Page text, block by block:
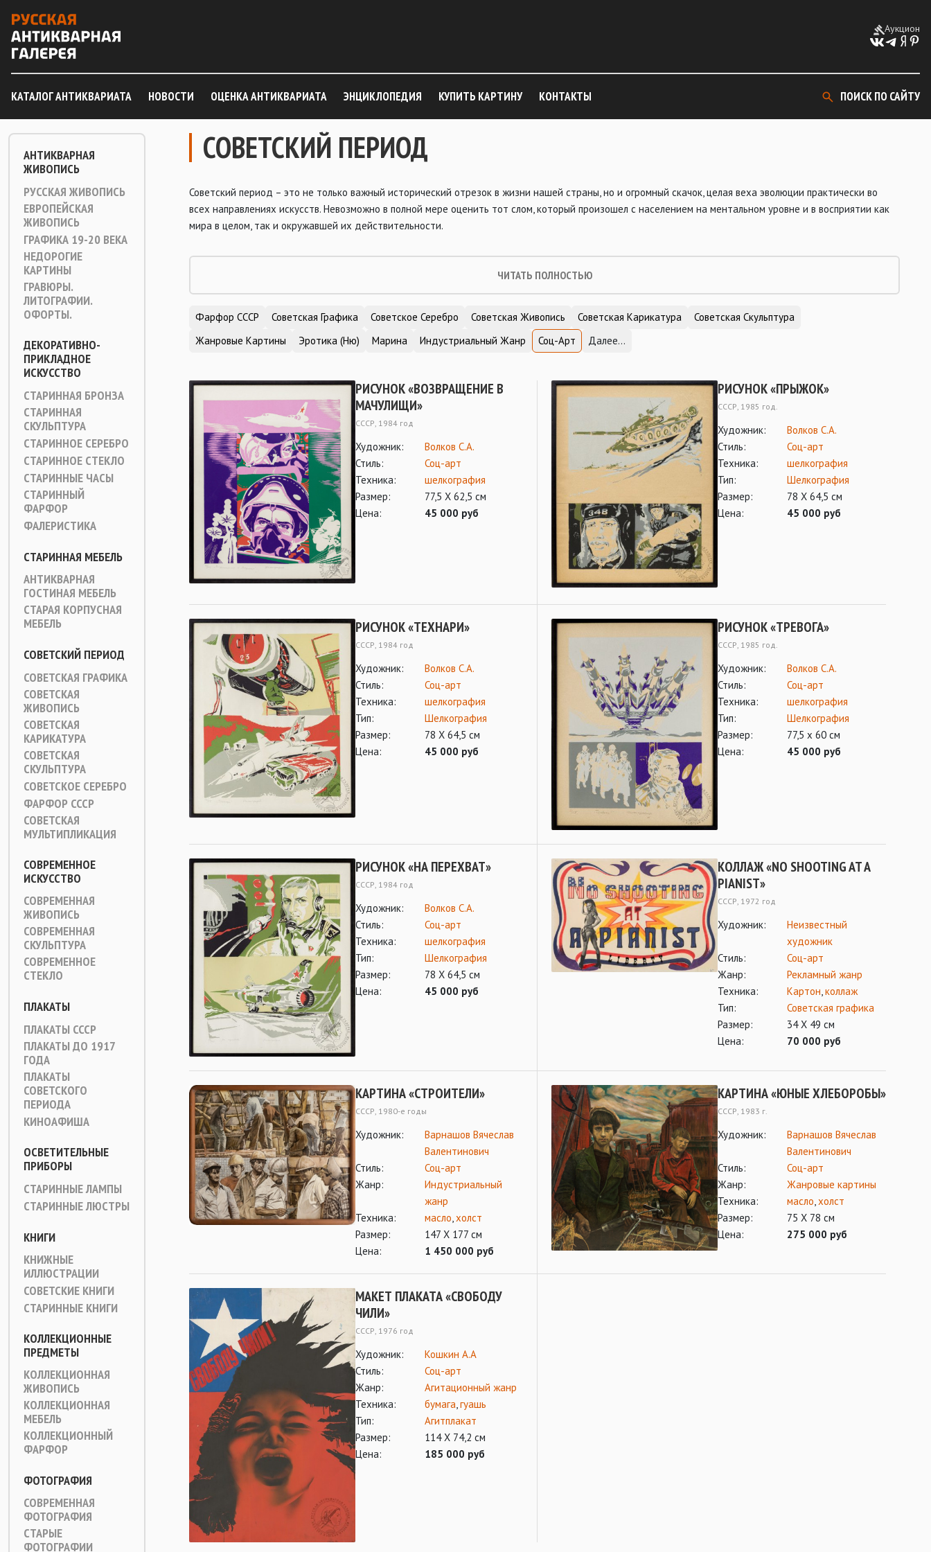
Аукцион
КАТАЛОГ АНТИКВАРИАТА НОВОСТИ ОЦЕНКА АНТИКВАРИАТА ЭНЦИКЛОПЕДИЯ КУПИТЬ КАРТИНУ КОНТАКТЫ ПОИСК ПО САЙТУ
АНТИКВАРНАЯ
ЖИВОПИСЬ
РУССКАЯ ЖИВОПИСЬ
ЕВРОПЕЙСКАЯ
ЖИВОПИСЬ
ГРАФИКА 19-20 ВЕКА
НЕДОРОГИЕ
КАРТИНЫ
ГРАВЮРЫ.
ЛИТОГРАФИИ.
ОФОРТЫ.
ДЕКОРАТИВНО-
ПРИКЛАДНОЕ
ИСКУССТВО
СТАРИННАЯ БРОНЗА
СТАРИННАЯ
СКУЛЬПТУРА
СТАРИННОЕ СЕРЕБРО
СТАРИННОЕ СТЕКЛО
СТАРИННЫЕ ЧАСЫ
СТАРИННЫЙ
ФАРФОР
ФАЛЕРИСТИКА
СТАРИННАЯ МЕБЕЛЬ
АНТИКВАРНАЯ
ГОСТИНАЯ МЕБЕЛЬ
СТАРАЯ КОРПУСНАЯ
МЕБЕЛЬ
СОВЕТСКИЙ ПЕРИОД
СОВЕТСКАЯ ГРАФИКА
СОВЕТСКАЯ
ЖИВОПИСЬ
СОВЕТСКАЯ
КАРИКАТУРА
СОВЕТСКАЯ
СКУЛЬПТУРА
СОВЕТСКОЕ СЕРЕБРО
ФАРФОР СССР
СОВЕТСКАЯ
МУЛЬТИПЛИКАЦИЯ
СОВРЕМЕННОЕ
ИСКУССТВО
СОВРЕМЕННАЯ
ЖИВОПИСЬ
СОВРЕМЕННАЯ
СКУЛЬПТУРА
СОВРЕМЕННОЕ
СТЕКЛО
ПЛАКАТЫ
ПЛАКАТЫ СССР
ПЛАКАТЫ ДО 1917
ГОДА
ПЛАКАТЫ
СОВЕТСКОГО
ПЕРИОДА
КИНОАФИША
ОСВЕТИТЕЛЬНЫЕ
ПРИБОРЫ
СТАРИННЫЕ ЛАМПЫ
СТАРИННЫЕ ЛЮСТРЫ
КНИГИ
КНИЖНЫЕ
ИЛЛЮСТРАЦИИ
СОВЕТСКИЕ КНИГИ
СТАРИННЫЕ КНИГИ
КОЛЛЕКЦИОННЫЕ
ПРЕДМЕТЫ
КОЛЛЕКЦИОННАЯ
ЖИВОПИСЬ
КОЛЛЕКЦИОННАЯ
МЕБЕЛЬ
КОЛЛЕКЦИОННЫЙ
ФАРФОР
ФОТОГРАФИЯ
СОВРЕМЕННАЯ
ФОТОГРАФИЯ
СТАРЫЕ
ФОТОГРАФИИ
СОВЕТСКИЙ ПЕРИОД
Советский период – это не только важный исторический отрезок в жизни нашей страны, но и огромный скачок, целая веха эволюции практически во
всех направлениях искусств. Невозможно в полной мере оценить тот слом, который произошел с населением на ментальном уровне и в восприятии как
мира в целом, так и окружавшей их действительности.
ЧИТАТЬ ПОЛНОСТЬЮ
Фарфор СССР Советская Графика Советское Серебро Советская Живопись Советская Карикатура
Советская Скульптура
Жанровые Картины
Эротика (Ню) Марина Индустриальный Жанр Соц-Арт Далее...
РИСУНОК «ВОЗВРАЩЕНИЕ В
МАЧУЛИЩИ»
СССР, 1984 год
Художник:
Волков С.А.
Стиль:
Соц-арт
Техника:
шелкография
Размер:
77,5 Х 62,5 см
Цена:
45 000 руб
РИСУНОК «ПРЫЖОК»
СССР, 1985 год.
Художник:
Волков С.А.
Стиль:
Соц-арт
Техника:
шелкография
Тип:
Шелкография
Размер:
78 Х 64,5 см
Цена:
45 000 руб
РИСУНОК «ТЕХНАРИ»
СССР, 1984 год
Художник:
Волков С.А.
Стиль:
Соц-арт
Техника:
шелкография
Тип:
Шелкография
Размер:
78 Х 64,5 см
Цена:
45 000 руб
РИСУНОК «ТРЕВОГА»
СССР, 1985 год.
Художник:
Волков С.А.
Стиль:
Соц-арт
Техника:
шелкография
Тип:
Шелкография
Размер:
77,5 х 60 см
Цена:
45 000 руб
РИСУНОК «НА ПЕРЕХВАТ»
СССР, 1984 год
Художник:
Волков С.А.
Стиль:
Соц-арт
Техника:
шелкография
Тип:
Шелкография
Размер:
78 Х 64,5 см
Цена:
45 000 руб
КОЛЛАЖ «NO SHOOTING AT A
PIANIST»
СССР, 1972 год
Художник:
Неизвестный
художник
Стиль:
Соц-арт
Жанр:
Рекламный жанр
Техника:
Картон коллаж
Тип:
Советская графика
Размер:
34 Х 49 см
Цена:
70 000 руб
КАРТИНА «СТРОИТЕЛИ»
СССР, 1980-е годы
Художник:
Варнашов Вячеслав
Валентинович
Стиль:
Соц-арт
Жанр:
Индустриальный
жанр
Техника:
масло,холст
Размер:
147 Х 177 см
Цена:
1 450 000 руб
КАРТИНА «ЮНЫЕ ХЛЕБОРОБЫ»
СССР, 1983 г.
Художник:
Варнашов Вячеслав
Валентинович
Стиль:
Соц-арт
Жанр:
Жанровые картины
Техника:
масло,холст
Размер:
75 Х 78 см
Цена:
275 000 руб
МАКЕТ ПЛАКАТА «СВОБОДУ
ЧИЛИ»
СССР, 1976 год
Художник:
Кошкин А.А
Стиль:
Соц-арт
Жанр:
Агитационный жанр
Техника:
бумага,гуашь
Тип:
Агитплакат
Размер:
114 Х 74,2 см
Цена:
185 000 руб